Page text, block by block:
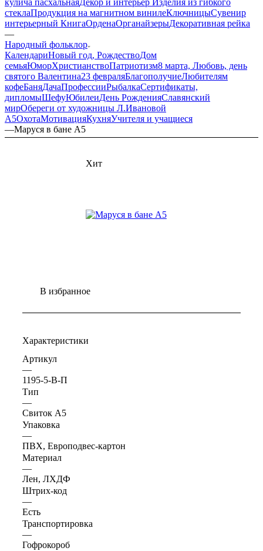
стеклаПродукция на магнитном винилеКлючницыСувенир
интерьерный КнигаОрденаОрганайзерыДекоративная рейка
—
Народный фольклор
КалендариНовый год, РождествоДом
семьяЮморХристианствоПатриотизм8 марта, Любовь, день
святого Валентина23 февраляБлагополучиеЛюбителям
кофеБаняДачаПрофессииРыбалкаСертификаты,
дипломыШефуЮбилеиДень РожденияСлавянский
мирОбереги от художницы Л.Ивановой
А5ОхотаМотивацияКухняУчителя и учащиеся
—Маруся в бане А5
Хит
В избранное
Характеристики
Артикул
—
1195-5-В-П
Тип
—
Свиток А5
Упаковка
—
ПВХ, Европодвес-картон
Материал
—
Лен, ЛХДФ
Штрих-код
—
Есть
Транспортировка
—
Гофрокороб